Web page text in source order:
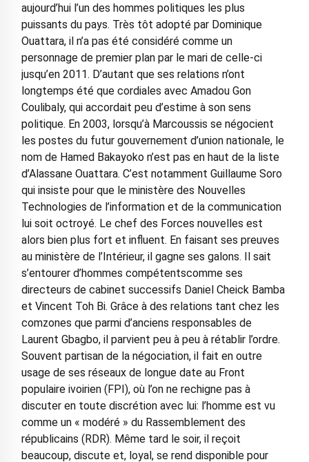
aujourd’hui l’un des hommes politiques les plus
puissants du pays. Très tôt adopté par Dominique
Ouattara, il n’a pas été considéré comme un
personnage de premier plan par le mari de celle-ci
jusqu’en 2011. D’autant que ses relations n’ont
longtemps été que cordiales avec Amadou Gon
Coulibaly, qui accordait peu d’estime à son sens
politique. En 2003, lorsqu’à Marcoussis se négocient
les postes du futur gouvernement d’union nationale, le
nom de Hamed Bakayoko n’est pas en haut de la liste
d’Alassane Ouattara. C’est notamment Guillaume Soro
qui insiste pour que le ministère des Nouvelles
Technologies de l’information et de la communication
lui soit octroyé. Le chef des Forces nouvelles est
alors bien plus fort et influent. En faisant ses preuves
au ministère de l’Intérieur, il gagne ses galons. Il sait
s’entourer d’hommes compétentscomme ses
directeurs de cabinet successifs Daniel Cheick Bamba
et Vincent Toh Bi. Grâce à des relations tant chez les
comzones que parmi d’anciens responsables de
Laurent Gbagbo, il parvient peu à peu à rétablir l’ordre.
Souvent partisan de la négociation, il fait en outre
usage de ses réseaux de longue date au Front
populaire ivoirien (FPI), où l’on ne rechigne pas à
discuter en toute discrétion avec lui: l’homme est vu
comme un « modéré » du Rassemblement des
républicains (RDR). Même tard le soir, il reçoit
beaucoup, discute et, loyal, se rend disponible pour